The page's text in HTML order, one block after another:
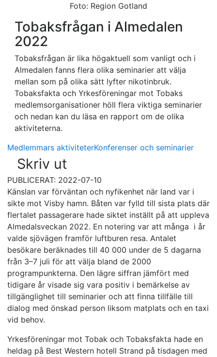
Foto: Region Gotland
Tobaksfrågan i Almedalen
2022
Tobaksfrågan är lika högaktuell som vanligt och i
Almedalen fanns flera olika seminarier att välja
mellan som på olika sätt lyfter nikotinbruk.
Tobaksfakta och Yrkesföreningar mot Tobaks
medlemsorganisationer höll flera viktiga seminarier
och nedan kan du läsa en rapport om de olika
aktiviteterna.
Medlemmars aktiviteterKonferenser och seminarier
Skriv ut
PUBLICERAT: 2022-07-10
Känslan var förväntan och nyfikenhet när land var i
sikte mot Visby hamn. Båten var fylld till sista plats där
flertalet passagerare hade siktet inställt på att uppleva
Almedalsveckan 2022. En notering var att många i år
valde sjövägen framför luftburen resa. Antalet
besökare beräknades till 40 000 under de 5 dagarna
från 3–7 juli för att välja bland de 2000
programpunkterna. Den lägre siffran jämfört med
tidigare år visade sig vara positiv i bemärkelse av
tillgänglighet till seminarier och att finna tillfälle till
dialog med önskad person liksom matplats och en taxi
vid behov.
Yrkesföreningar mot Tobak och Tobaksfakta hade en
heldag på Best Western hotell Strand på tisdagen med